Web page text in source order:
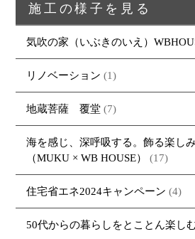
施工の様子を見る
気吹の家（いぶきのいえ）
リノベーション (1)
地蔵菩薩 覆堂 (7)
海を感じ、深呼吸する。飾る楽し
（MUKU × WB HOUSE）
(17)
住宅省エネ2024キャンペーン (4)
50代からの暮らしをとことん楽し